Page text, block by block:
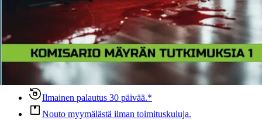
Oletko tyytyväinen tuotetietoihin?
Ovatko tuotetiedot riittävät? Jos tuotetiedoissa on puutteita tai niitä
voisi muuten parantaa, anna palautetta.
Anna palautetta
Ilmainen palautus 30 päivää.*
Nouto myymälästä ilman toimituskuluja.